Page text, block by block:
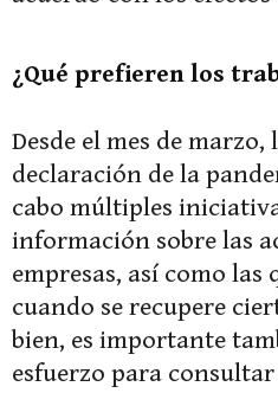
¿Qué prefieren los
Desde el mes de marzo,
declaración de la
cabo múltiples
información sobre las
empresas, así como las
cuando se recupere
bien, es importante
esfuerzo para